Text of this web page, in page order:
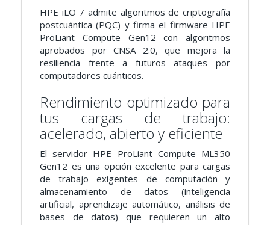
HPE iLO 7 admite algoritmos de criptografía
postcuántica (PQC) y firma el firmware HPE
ProLiant Compute Gen12 con algoritmos
aprobados por CNSA 2.0, que mejora la
resiliencia frente a futuros ataques por
computadores cuánticos.
Rendimiento optimizado para
tus cargas de trabajo:
acelerado, abierto y eficiente
El servidor HPE ProLiant Compute ML350
Gen12 es una opción excelente para cargas
de trabajo exigentes de computación y
almacenamiento de datos (inteligencia
artificial, aprendizaje automático, análisis de
bases de datos) que requieren un alto